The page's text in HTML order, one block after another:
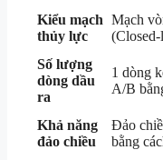
Kiểu mạch
thủy lực
Mạch
Số lượng
dòng dầu
ra
1 dòng
A/B
Khả năng
đảo chiều
Đảo
bằng